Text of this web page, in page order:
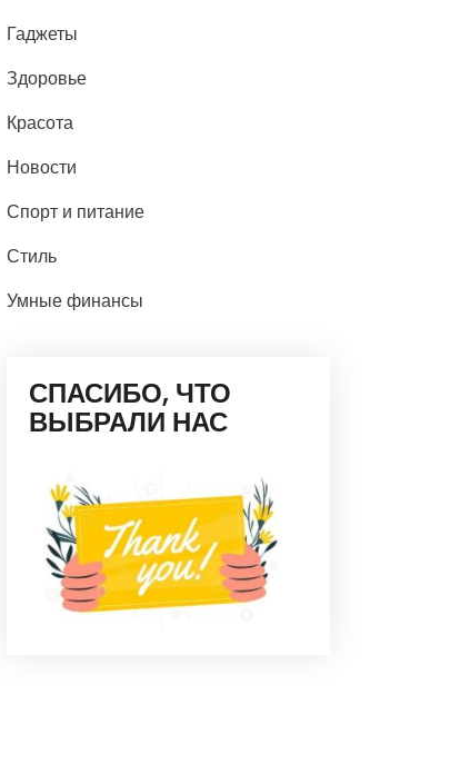
Гаджеты
Здоровье
Красота
Новости
Спорт и питание
Стиль
Умные финансы
СПАСИБО, ЧТО
ВЫБРАЛИ НАС